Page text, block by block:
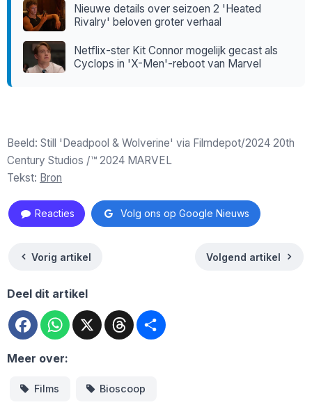
Nieuwe details over seizoen 2 'Heated
Rivalry' beloven groter verhaal
Netflix-ster Kit Connor mogelijk gecast als
Cyclops in 'X-Men'-reboot van Marvel
Beeld: Still 'Deadpool & Wolverine' via Filmdepot/2024 20th
Century Studios /™ 2024 MARVEL
Tekst: Bron
Reacties Volg ons op Google Nieuws
Vorig artikel Volgend artikel
Deel dit artikel
FacebookWhatsApp
X Threads
Meer over:
Films Bioscoop